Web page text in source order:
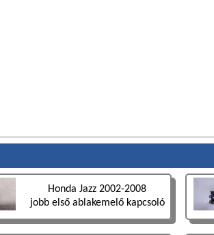
Honda Jazz 2002-2008
jobb első ablakemelő kapcsoló